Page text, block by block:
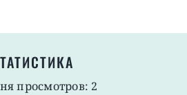
просмотров: 2